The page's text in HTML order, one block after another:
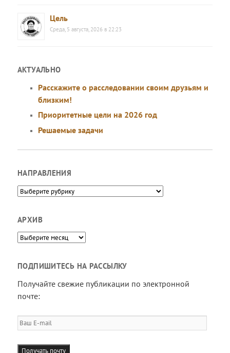
Цель
Среда, 5 августа, 2026 в 22:23
АКТУАЛЬНО
Расскажите о расследовании своим друзьям и
близким!
Приоритетные цели на 2026 год
Решаемые задачи
НАПРАВЛЕНИЯ
Направления
АРХИВ
Архив
ПОДПИШИТЕСЬ НА РАССЫЛКУ
Получайте свежие публикации по электронной
почте:
Ваш
E-
mail
Получать почту